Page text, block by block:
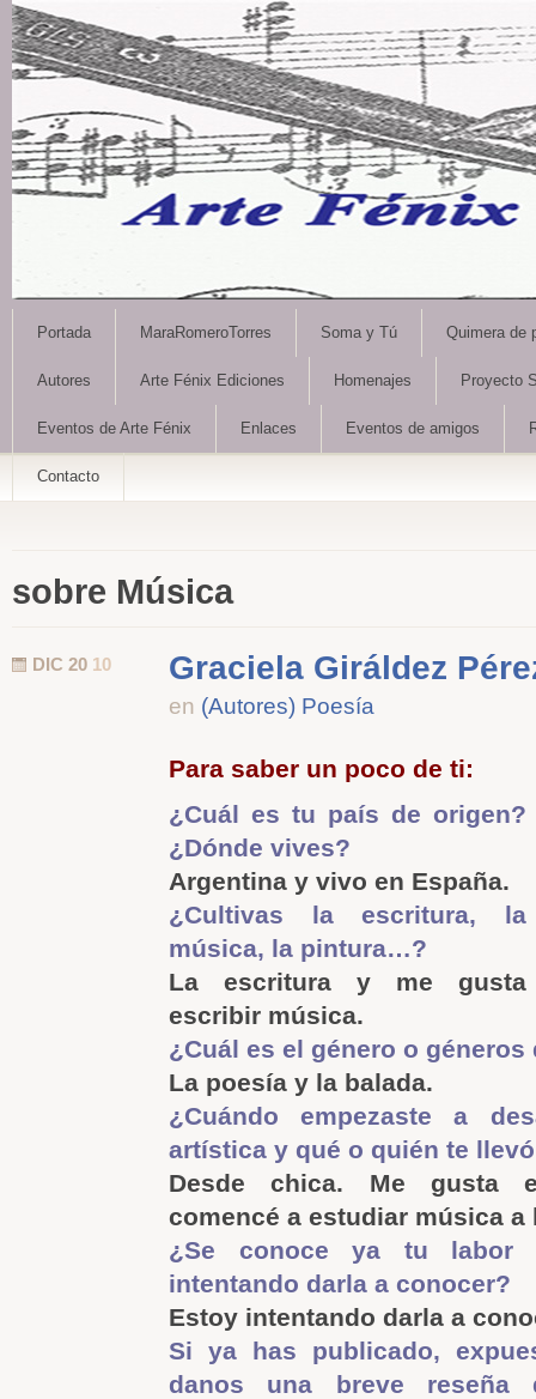
Portada MaraRomeroTorres Soma y Tú Quimera de
Autores Arte Fénix Ediciones Homenajes Proyecto
Eventos de Arte Fénix Enlaces Eventos de amigos
Contacto
sobre Música
DIC 20 10 Graciela Giráldez
en (Autores) Poesía
Para saber un poco de ti:
¿Cuál es tu país de origen?
¿Dónde vives?
Argentina y vivo en España.
¿Cultivas la escritura, la
música, la pintura…?
La escritura y me gusta
escribir música.
¿Cuál es el género o
La poesía y la balada.
¿Cuándo empezaste a
artística y qué o quién te
Desde chica. Me gusta
comencé a estudiar música a
¿Se conoce ya tu labor
intentando darla a conocer?
Estoy intentando darla a
Si ya has publicado,
danos una breve reseña